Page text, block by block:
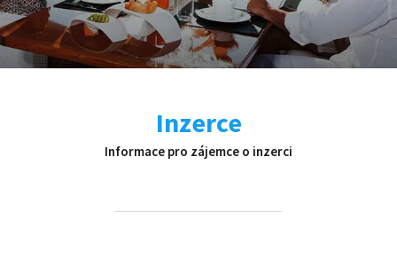
Inzerce
Informace pro zájemce o inzerci